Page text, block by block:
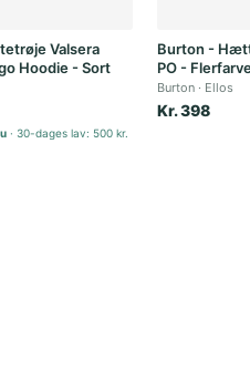
Valsera
Hoodie - Sort
30-dages lav: 500 kr.
Burton -
PO -
Burton Ellos
Kr. 398